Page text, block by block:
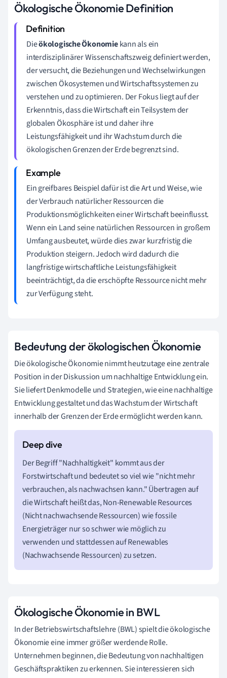
Ökologische Ökonomie Definition
Dieökologische Ökonomiekann als ein
interdisziplinärer Wissenschaftszweig definiert werden,
der versucht, die Beziehungen und Wechselwirkungen
zwischen Ökosystemen und Wirtschaftssystemen zu
verstehen und zu optimieren. Der Fokus liegt auf der
Erkenntnis, dass die Wirtschaft ein Teilsystem der
globalen Ökosphäre ist und daher ihre
Leistungsfähigkeit und ihr Wachstum durch die
ökologischen Grenzen der Erde begrenzt sind.
Ein greifbares Beispiel dafür ist die Art und Weise, wie
der Verbrauch natürlicher Ressourcen die
Produktionsmöglichkeiten einer Wirtschaft beeinflusst.
Wenn ein Land seine natürlichen Ressourcen in großem
Umfang ausbeutet, würde dies zwar kurzfristig die
Produktion steigern. Jedoch wird dadurch die
langfristige wirtschaftliche Leistungsfähigkeit
beeinträchtigt, da die erschöpfte Ressource nicht mehr
zur Verfügung steht.
Bedeutung der ökologischen Ökonomie
Die ökologische Ökonomie nimmt heutzutage eine zentrale
Position in der Diskussion um nachhaltige Entwicklung ein.
Sie liefert Denkmodelle und Strategien, wie eine nachhaltige
Entwicklung gestaltet und das Wachstum der Wirtschaft
innerhalb der Grenzen der Erde ermöglicht werden kann.
Der Begriff "Nachhaltigkeit" kommt aus der
Forstwirtschaft und bedeutet so viel wie "nicht mehr
verbrauchen, als nachwachsen kann." Übertragen auf
die Wirtschaft heißt das, Non-Renewable Resources
(Nicht nachwachsende Ressourcen) wie fossile
Energieträger nur so schwer wie möglich zu
verwenden und stattdessen auf Renewables
(Nachwachsende Ressourcen) zu setzen.
Ökologische Ökonomie in BWL
In der Betriebswirtschaftslehre (BWL) spielt die ökologische
Ökonomie eine immer größer werdende Rolle.
Unternehmen beginnen, die Bedeutung von nachhaltigen
Geschäftspraktiken zu erkennen. Sie interessieren sich